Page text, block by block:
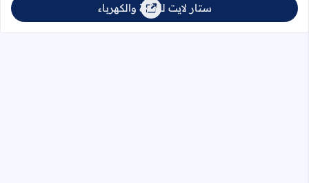
ستار لايت للإنارة والكهرباء